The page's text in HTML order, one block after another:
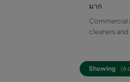
มาก
Commercial
cleaners and
Showing